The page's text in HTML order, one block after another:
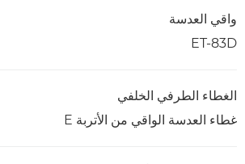
واقي العدسة
ET-83D
الغطاء الطرفي الخلفي
غطاء العدسة الواقي من الأتربة E